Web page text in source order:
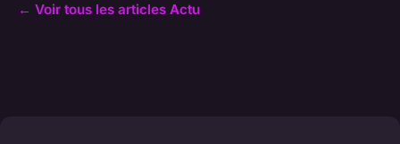
← Voir tous les articles Actu